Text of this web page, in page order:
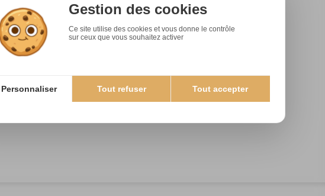
Gestion des cookies
Ce site utilise des cookies et vous donne le contrôle
sur ceux que vous souhaitez activer
Tout accepter
Tout refuser
Personnaliser